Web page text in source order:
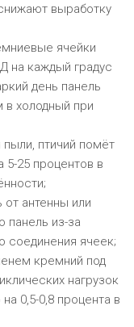
выработку
ячейки
на каждый градус
день панель
холодный при
птичий помёт
5-25 процентов в
от антенны или
панель из-за
соединения ячеек;
кремний под
нагрузок
0,5-0,8 процента в